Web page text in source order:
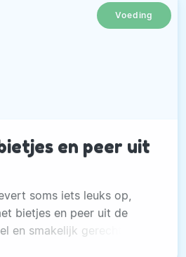
Voeding
en peer uit
soms iets leuks op,
bietjes en peer uit de
en smakelijk gerecht.